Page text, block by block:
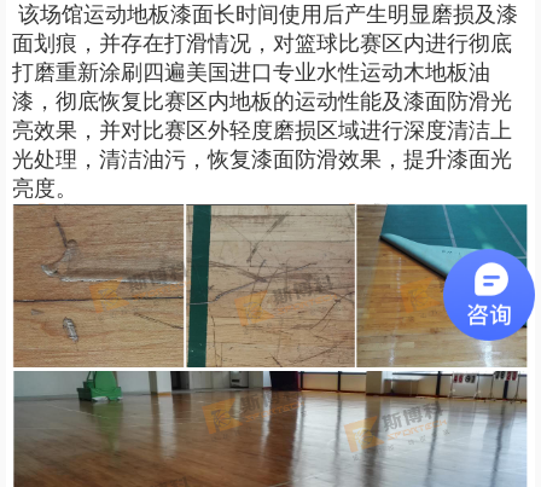
该场馆运动地板漆面长时间使用后产生明显磨损及漆
面划痕，并存在打滑情况，对篮球比赛区内进行彻底
打磨重新涂刷四遍美国进口专业水性运动木地板油
漆，彻底恢复比赛区内地板的运动性能及漆面防滑光
亮效果，并对比赛区外轻度磨损区域进行深度清洁上
光处理，清洁油污，恢复漆面防滑效果，提升漆面光
亮度。